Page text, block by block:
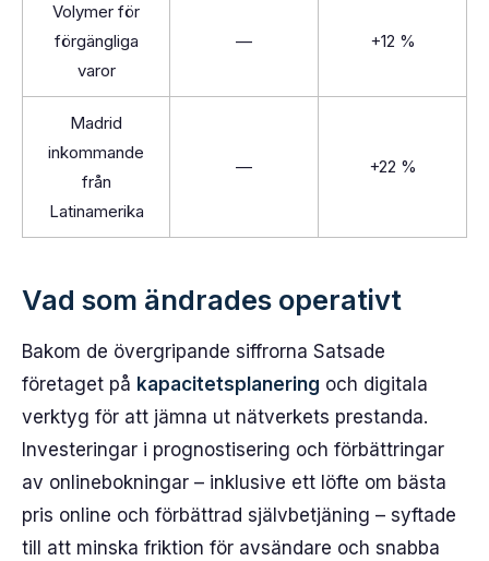
Volymer för
förgängliga
varor
— +12 %
Madrid
inkommande
från
Latinamerika
— +22 %
Vad som ändrades operativt
Bakom de övergripande siffrorna Satsade
företaget på kapacitetsplanering och digitala
verktyg för att jämna ut nätverkets prestanda.
Investeringar i prognostisering och förbättringar
av onlinebokningar – inklusive ett löfte om bästa
pris online och förbättrad självbetjäning – syftade
till att minska friktion för avsändare och snabba